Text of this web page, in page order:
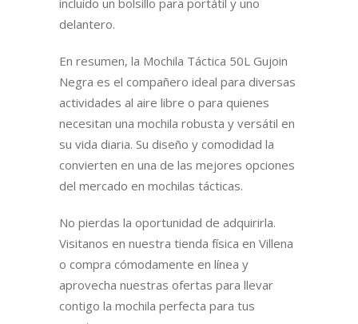
delantero.
En resumen, la Mochila Táctica 50L Gujoin
Negra es el compañero ideal para diversas
actividades al aire libre o para quienes
necesitan una mochila robusta y versátil en
su vida diaria. Su diseño y comodidad la
convierten en una de las mejores opciones
del mercado en mochilas tácticas.
No pierdas la oportunidad de adquirirla.
Visitanos en nuestra tienda física en Villena
o compra cómodamente en línea y
aprovecha nuestras ofertas para llevar
contigo la mochila perfecta para tus